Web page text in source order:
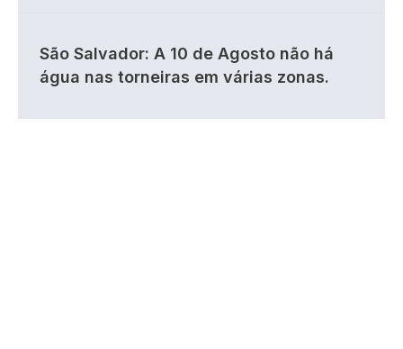
São Salvador: A 10 de Agosto não há
água nas torneiras em várias zonas.